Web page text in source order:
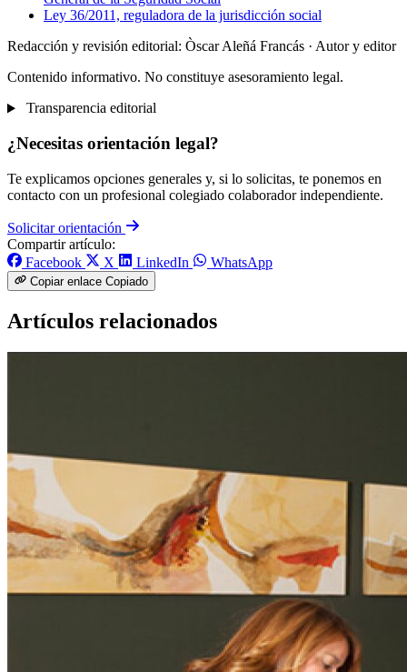
Ley 36/2011, reguladora de la jurisdicción social
Redacción y revisión editorial: Òscar Aleñá Francás · Autor y editor
Contenido informativo. No constituye asesoramiento legal.
Transparencia editorial
¿Necesitas orientación legal?
Te explicamos opciones generales y, si lo solicitas, te ponemos en
contacto con un profesional colegiado colaborador independiente.
Solicitar orientación
Compartir artículo:
Facebook
X LinkedIn WhatsApp
Copiar enlace Copiado
Artículos relacionados